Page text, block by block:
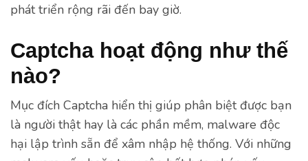
phát triển rộng rãi đến bay giờ.
Captcha hoạt động như thế
nào?
Mục đích Captcha hiển thị giúp phân biệt được bạn
là người thật hay là các phần mềm, malware độc
hại lập trình sẵn để xâm nhập hệ thống. Với những